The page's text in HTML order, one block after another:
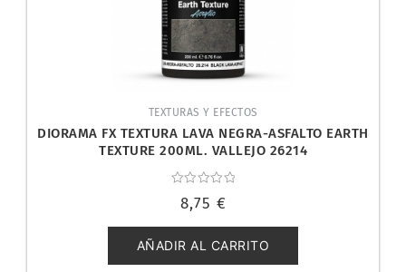
TEXTURAS Y EFECTOS
DIORAMA FX TEXTURA LAVA NEGRA-ASFALTO EARTH
TEXTURE 200ML. VALLEJO 26214
con
de
5
8,75 €
AÑADIR AL CARRITO